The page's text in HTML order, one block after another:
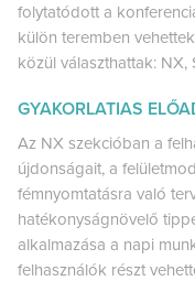
folytatódott a
külön teremben
közül választhattak: NX,
GYAKORLATIAS
Az NX szekcióban a
újdonságait, a
fémnyomtatásra való
hatékonyságnövelő
alkalmazása a napi
felhasználók részt